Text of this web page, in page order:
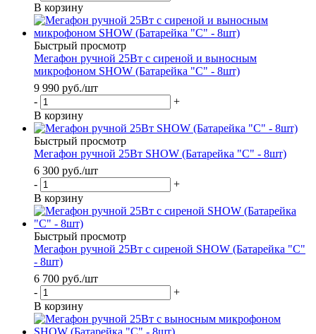
В корзину
Быстрый просмотр
Мегафон ручной 25Вт с сиреной и выносным
микрофоном SHOW (Батарейка "С" - 8шт)
9 990 руб./шт
-
+
В корзину
Быстрый просмотр
Мегафон ручной 25Вт SHOW (Батарейка "С" - 8шт)
6 300 руб./шт
-
+
В корзину
Быстрый просмотр
Мегафон ручной 25Вт с сиреной SHOW (Батарейка "С"
- 8шт)
6 700 руб./шт
-
+
В корзину